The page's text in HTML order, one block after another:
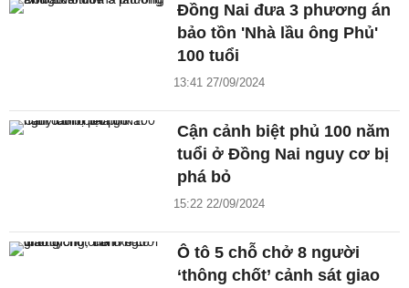
Đồng Nai đưa 3 phương án
bảo tồn 'Nhà lầu ông Phủ'
100 tuổi
13:41 27/09/2024
Cận cảnh biệt phủ 100 năm
tuổi ở Đồng Nai nguy cơ bị
phá bỏ
15:22 22/09/2024
Ô tô 5 chỗ chở 8 người
‘thông chốt’ cảnh sát giao